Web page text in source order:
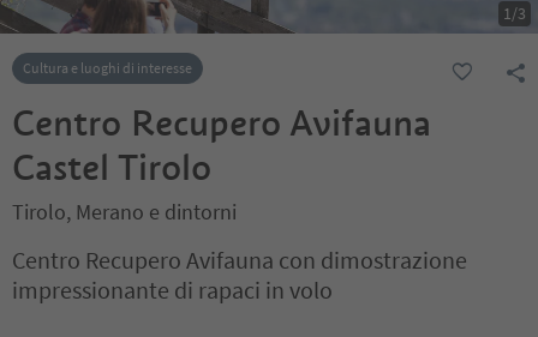
1/3
Cultura e luoghi di interesse
Centro Recupero Avifauna
Castel Tirolo
Tirolo, Merano e dintorni
Centro Recupero Avifauna con dimostrazione
impressionante di rapaci in volo